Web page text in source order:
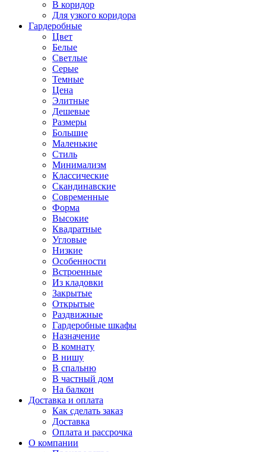
В коридор
Для узкого коридора
Гардеробные
Цвет
Белые
Светлые
Серые
Темные
Цена
Элитные
Дешевые
Размеры
Большие
Маленькие
Стиль
Минимализм
Классические
Скандинавские
Современные
Форма
Высокие
Квадратные
Угловые
Низкие
Особенности
Встроенные
Из кладовки
Закрытые
Открытые
Раздвижные
Гардеробные шкафы
Назначение
В комнату
В нишу
В спальню
В частный дом
На балкон
Доставка и оплата
Как сделать заказ
Доставка
Оплата и рассрочка
О компании